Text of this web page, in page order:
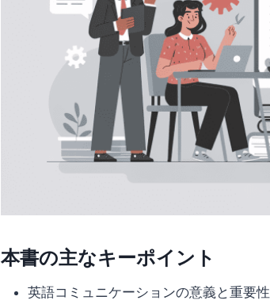
本書の主なキーポイント
英語コミュニケーションの意義と重要性